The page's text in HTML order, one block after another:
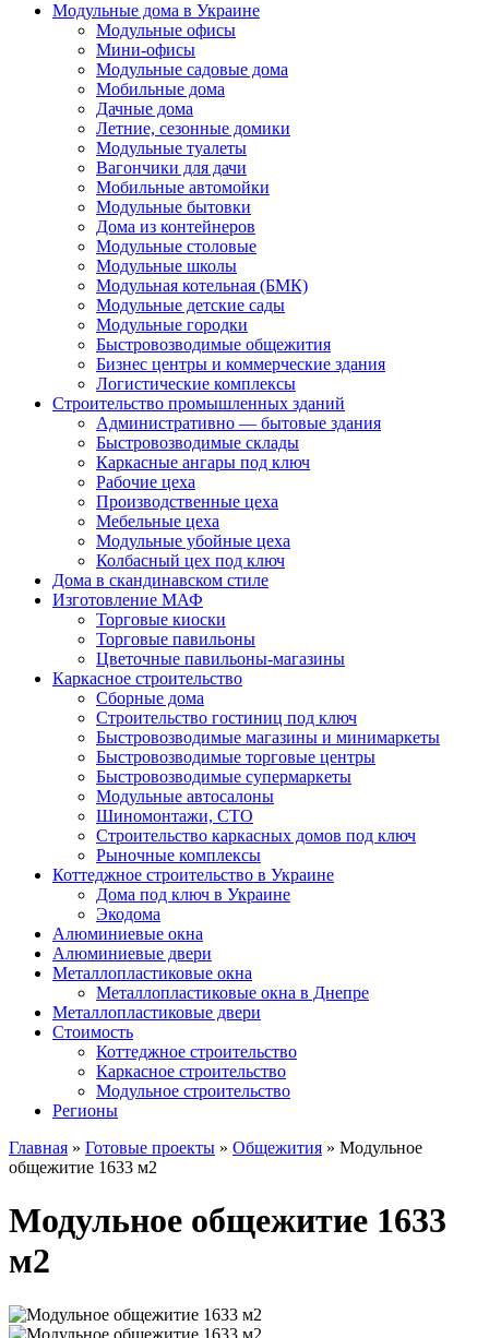
Модульные дома в Украине
Модульные офисы
Мини-офисы
Модульные садовые дома
Мобильные дома
Дачные дома
Летние, сезонные домики
Модульные туалеты
Вагончики для дачи
Мобильные автомойки
Модульные бытовки
Дома из контейнеров
Модульные столовые
Модульные школы
Модульная котельная (БМК)
Модульные детские сады
Модульные городки
Быстровозводимые общежития
Бизнес центры и коммерческие здания
Логистические комплексы
Строительство промышленных зданий
Административно — бытовые здания
Быстровозводимые склады
Каркасные ангары под ключ
Рабочие цеха
Производственные цеха
Мебельные цеха
Модульные убойные цеха
Колбасный цех под ключ
Дома в скандинавском стиле
Изготовление МАФ
Торговые киоски
Торговые павильоны
Цветочные павильоны-магазины
Каркасное строительство
Сборные дома
Строительство гостиниц под ключ
Быстровозводимые магазины и минимаркеты
Быстровозводимые торговые центры
Быстровозводимые супермаркеты
Модульные автосалоны
Шиномонтажи, СТО
Строительство каркасных домов под ключ
Рыночные комплексы
Коттеджное строительство в Украине
Дома под ключ в Украине
Экодома
Алюминиевые окна
Алюминиевые двери
Металлопластиковые окна
Металлопластиковые окна в Днепре
Металлопластиковые двери
Стоимость
Коттеджное строительство
Каркасное строительство
Модульное строительство
Регионы
Главная » Готовые проекты » Общежития » Модульное
общежитие 1633 м2
Модульное общежитие 1633
м2